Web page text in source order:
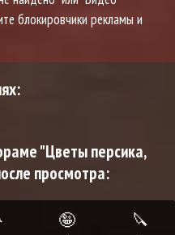
блокировчики рекламы и
"Цветы персика,
просмотра:
🤪 🔪